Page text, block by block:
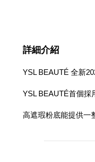
詳細介紹
YSL BEAUTÉ 全新
YSL BEAUTÉ首個採
高遮瑕粉底能提供一